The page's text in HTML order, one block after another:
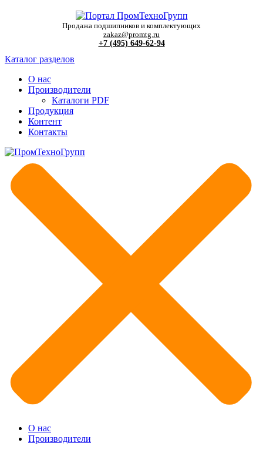
Продажа подшипников и комплектующих
zakaz@promtg.ru
+7 (495) 649-62-94
Каталог разделов
О нас
Производители
Каталоги PDF
Продукция
Контент
Контакты
О нас
Производители